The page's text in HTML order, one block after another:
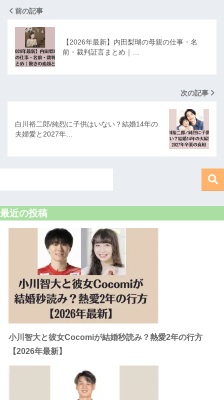
前の記事
【2026年最新】内田梨瑚の母親の仕事・名
前・裁判証言まとめ｜…
次の記事
白川裕二郎/純烈に子供はいない？結婚14年の
夫婦愛と2027年…
最近の投稿
小川智大と彼女Cocomiが結婚秒読み？熱愛2年の行方
【2026年最新】